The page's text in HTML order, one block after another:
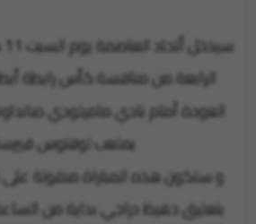
الرابعة من منافسة كأس رابطة
العودة أمام نادي ماميلودي
بملعب لوفتوس